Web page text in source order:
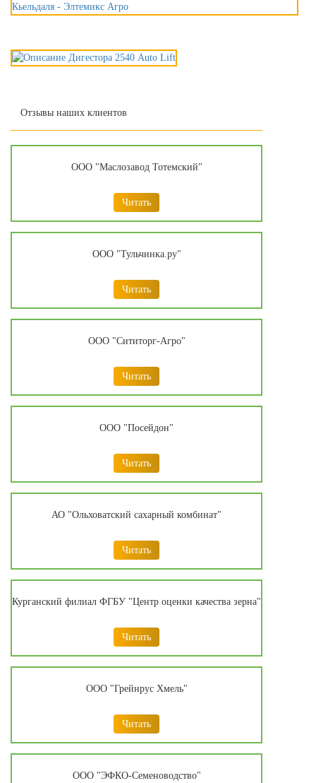
Отзывы наших клиентов
ООО "Маслозавод Тотемский"
Читать
ООО "Тульчинка.ру"
Читать
ООО "Сититорг-Агро"
Читать
ООО "Посейдон"
Читать
АО "Ольховатский сахарный комбинат"
Читать
Курганский филиал ФГБУ "Центр оценки качества зерна"
Читать
ООО "Грейнрус Хмель"
Читать
ООО "ЭФКО-Семеноводство"